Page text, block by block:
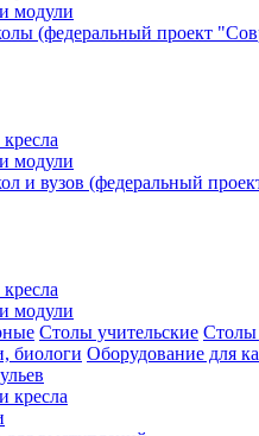
модули
(федеральный проект
модули
и вузов (федеральный
модули
Столы учительские Столы
биологи Оборудование для
кресла